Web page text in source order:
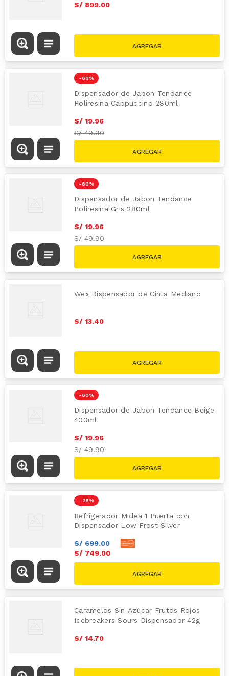
S/ 899.00
-60 %
Dispensador de Jabon Tendance
Poliresina Cappuccino 280ml
S/ 19.96
S/49.90
-60 %
Dispensador de Jabon Tendance
Poliresina Gris 280ml
S/ 19.96
S/49.90
Wex Dispensador de Cinta Mediano
S/ 13.40
-60 %
Dispensador de Jabon Tendance Beige
400ml
S/ 19.96
S/49.90
-25 %
Refrigerador Midea 1 Puerta con
Dispensador Low Frost Silver
S/ 699.00
S/ 749.00
S/999.00
Caramelos Sin Azúcar Frutos Rojos
Icebreakers Sours Dispensador 42g
S/ 14.70